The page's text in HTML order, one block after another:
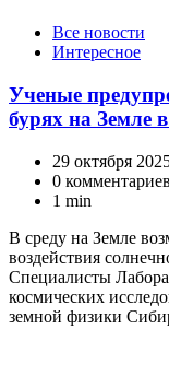
КатегорииВсе новости
Интересное
Ученые
бурях на Земле
29 октября
0 комментариев
1 min
В среду на Земле
воздействия
Специалисты
космических
земной физики